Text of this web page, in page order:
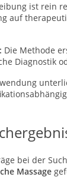
ist rein
auf
Die Methode
Diagnostik
bei der
Massage